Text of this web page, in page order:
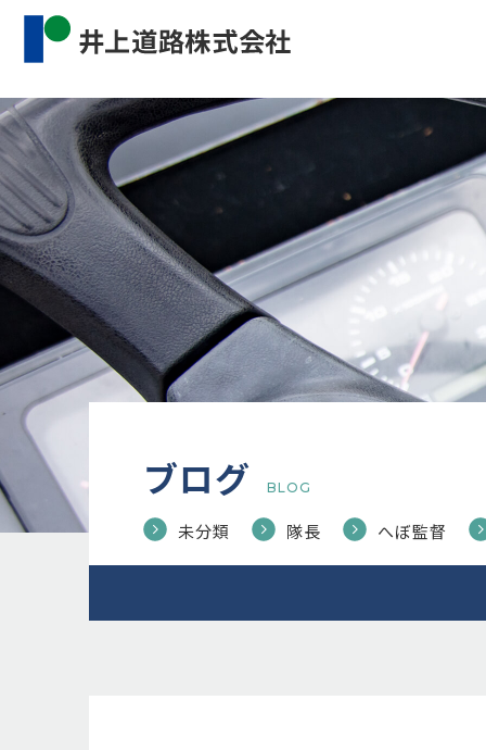
Warning: Undefined property:
content/themes/inourdoro_theme_2024/
ブログ BLOG
未分類 隊長 へぼ監督